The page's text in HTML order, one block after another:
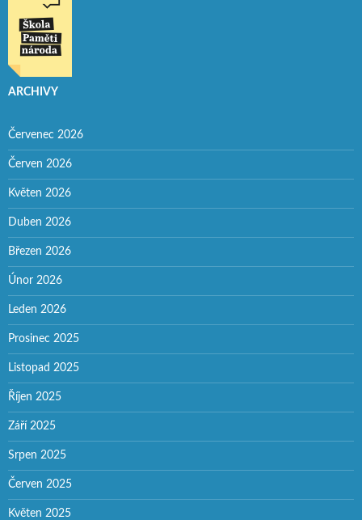
ARCHIVY
Červenec 2026
Červen 2026
Květen 2026
Duben 2026
Březen 2026
Únor 2026
Leden 2026
Prosinec 2025
Listopad 2025
Říjen 2025
Září 2025
Srpen 2025
Červen 2025
Květen 2025